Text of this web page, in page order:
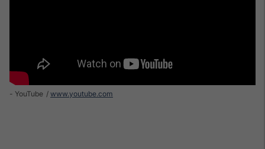
- YouTube www.youtube.com